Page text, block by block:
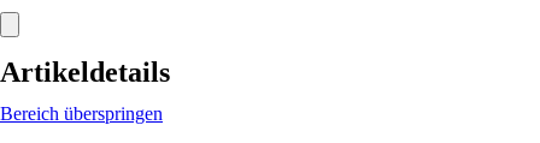
Artikeldetails
Bereich überspringen